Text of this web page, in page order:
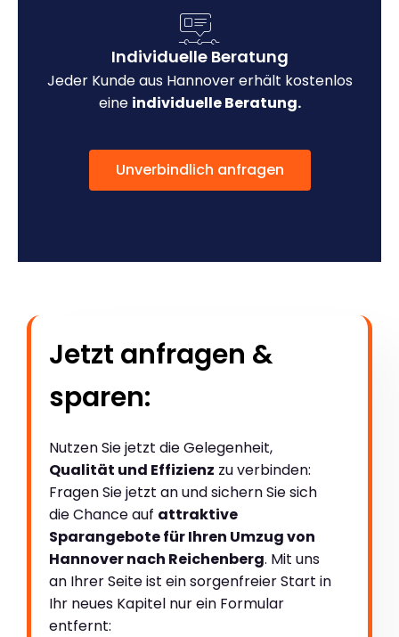
Individuelle Beratung
Jeder Kunde aus Hannover erhält kostenlos
eine individuelle Beratung.
Unverbindlich anfragen
Jetzt anfragen &
sparen:
Nutzen Sie jetzt die Gelegenheit,
Qualität und Effizienz zu verbinden:
Fragen Sie jetzt an und sichern Sie sich
die Chance auf attraktive
Sparangebote für Ihren Umzug von
Hannover nach Reichenberg. Mit uns
an Ihrer Seite ist ein sorgenfreier Start in
Ihr neues Kapitel nur ein Formular
entfernt: